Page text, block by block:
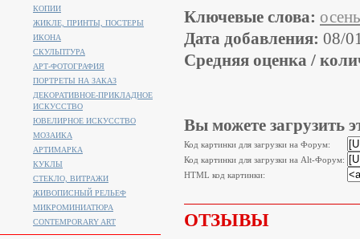
Ключевые слова: осень
Дата добавления: 08/
Средняя оценка /
Вы можете загрузить
Код картинки для загрузки на Форум:
Код картинки для загрузки на Alt-Форум:
HTML код картинки:
ОТЗЫВЫ
КОПИИ
ЖИКЛЕ, ПРИНТЫ, ПОСТЕРЫ
ИКОНА
СКУЛЬПТУРА
АРТ-ФОТОГРАФИЯ
ПОРТРЕТЫ НА ЗАКАЗ
ДЕКОРАТИВНОЕ-ПРИКЛАДНОЕ
ИСКУССТВО
ЮВЕЛИРНОЕ ИСКУССТВО
МОЗАИКА
АРТИМАРКА
КУКЛЫ
СТЕКЛО, ВИТРАЖИ
ЖИВОПИСНЫЙ РЕЛЬЕФ
МИКРОМИНИАТЮРА
CONTEMPORARY ART